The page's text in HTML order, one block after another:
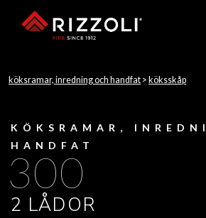
köksramar, inredning och handfat > köksskåp
KÖKSRAMAR,
HANDFAT
300
2 LÅDOR